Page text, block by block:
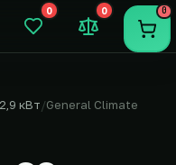
тема
0
Закладки (0)
0
Сравнение
0
кВт General Climate